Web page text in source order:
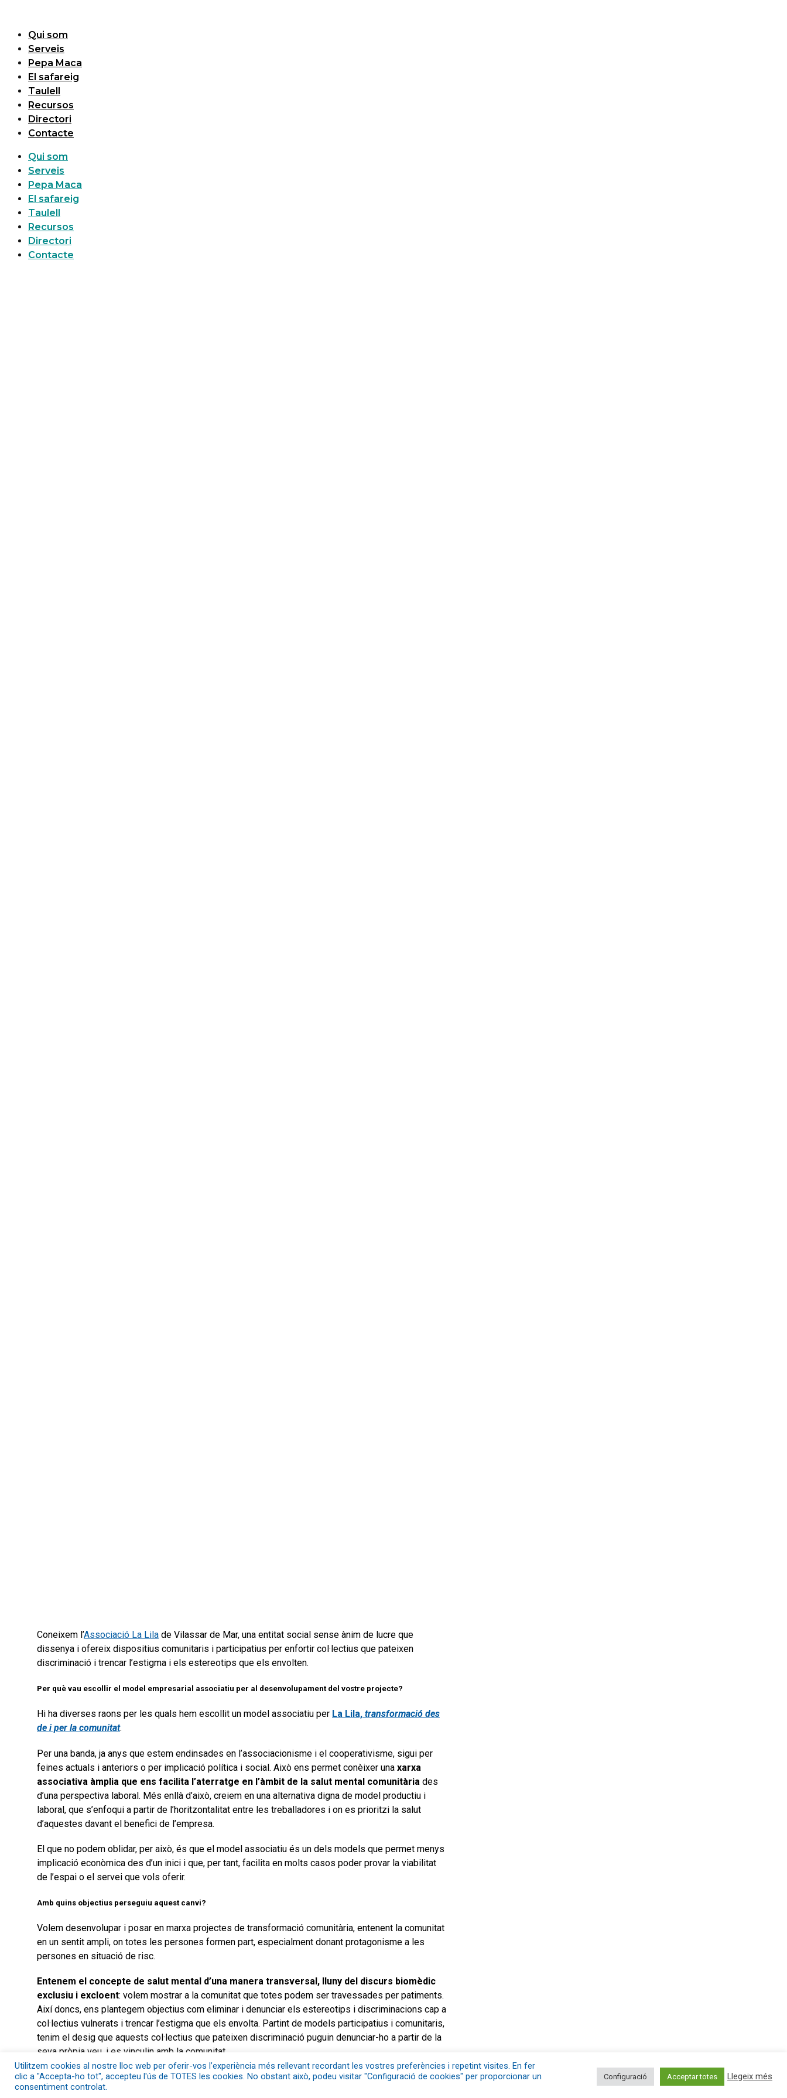
contingutQui som
Serveis
Pepa Maca
El safareig
Taulell
Recursos
Directori
Contacte
Qui som
Serveis
Pepa Maca
El safareig
Taulell
Recursos
Directori
Contacte
Coneixem l’Associació La Lila de Vilassar de Mar, una entitat social sense ànim de lucre que
dissenya i ofereix dispositius comunitaris i participatius per enfortir col·lectius que pateixen
discriminació i trencar l’estigma i els estereotips que els envolten.
Per què vau escollir el model empresarial associatiu per al desenvolupament del vostre projecte?
Hi ha diverses raons per les quals hem escollit un model associatiu per La Lila, transformació des
de i per la comunitat.
Per una banda, ja anys que estem endinsades en l’associacionisme i el cooperativisme, sigui per
feines actuals i anteriors o per implicació política i social. Això ens permet conèixer una xarxa
associativa àmplia que ens facilita l’aterratge en l’àmbit de la salut mental comunitària des
d’una perspectiva laboral. Més enllà d’això, creiem en una alternativa digna de model productiu i
laboral, que s’enfoqui a partir de l’horitzontalitat entre les treballadores i on es prioritzi la salut
d’aquestes davant el benefici de l’empresa.
El que no podem oblidar, per això, és que el model associatiu és un dels models que permet menys
implicació econòmica des d’un inici i que, per tant, facilita en molts casos poder provar la viabilitat
de l’espai o el servei que vols oferir.
Amb quins objectius perseguiu aquest canvi?
Volem desenvolupar i posar en marxa projectes de transformació comunitària, entenent la comunitat
en un sentit ampli, on totes les persones formen part, especialment donant protagonisme a les
persones en situació de risc.
Entenem el concepte de salut mental d’una manera transversal, lluny del discurs biomèdic
exclusiu i excloent: volem mostrar a la comunitat que totes podem ser travessades per patiments.
Així doncs, ens plantegem objectius com eliminar i denunciar els estereotips i discriminacions cap a
col·lectius vulnerats i trencar l’estigma que els envolta. Partint de models participatius i comunitaris,
tenim el desig que aquests col·lectius que pateixen discriminació puguin denunciar-ho a partir de la
seva pròpia veu, i es vinculin amb la comunitat.
Quins reptes creieu que té l’economia social en el sector que us ocupa?
Utilitzem cookies al nostre lloc web per oferir-vos l’experiència més rellevant recordant les vostres preferències i repetint visites. En fer
clic a "Accepta-ho tot", accepteu l'ús de TOTES les cookies. No obstant això, podeu visitar "Configuració de cookies" per proporcionar un
consentiment controlat.
Configuració Acceptar totes Llegeix més